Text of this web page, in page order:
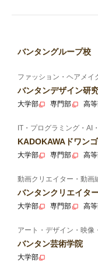
バンタングループ校
ファッション・ヘアメイ
バンタンデザイン研
大学部 専門部 高
IT・プログラミング・AI
KADOKAWAドワン
大学部 専門部 高
動画クリエイター・動画
バンタンクリエイタ
大学部 専門部 高
アート・デザイン・映像
バンタン芸術学院
大学部